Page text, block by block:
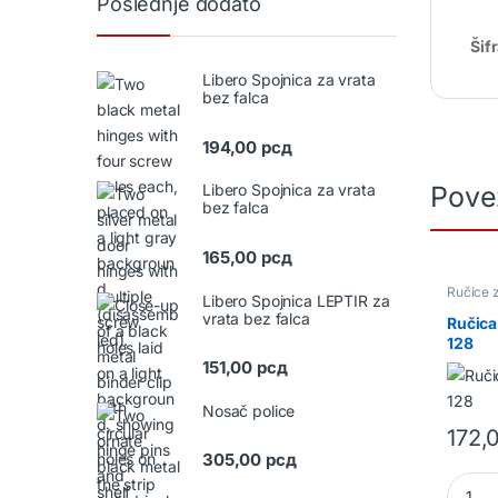
Ručice
128
Libero Spojnica za vrata
bez falca
194,00 рсд
Libero Spojnica za vrata
bez falca
165,00 рсд
Libero Spojnica LEPTIR za
vrata bez falca
151,00 рсд
Nosač police
305,00 рсд